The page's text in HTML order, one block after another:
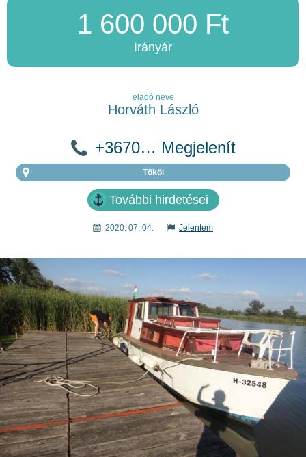
1 600 000 Ft
Irányár
eladó neve
Horváth László
+3670… Megjelenít
Tököl
További hirdetései
2020. 07. 04. Jelentem